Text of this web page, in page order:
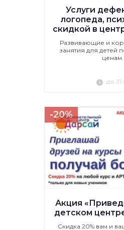
Услуги
логопеда,
скидкой в
Развивающие и
занятия для детей
ценам.
до
-20%
Акция
детском
Скидка 20% вам и